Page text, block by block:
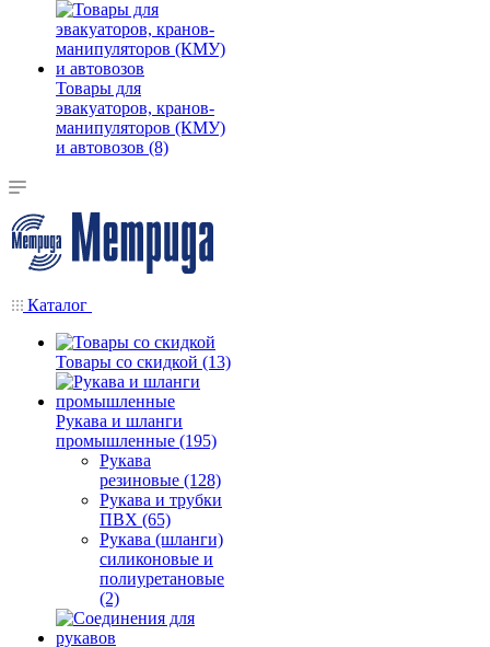
Товары для
эвакуаторов, кранов-
манипуляторов (КМУ)
и автовозов (8)
Каталог
Товары со скидкой (13)
Рукава и шланги
промышленные (195)
Рукава
резиновые (128)
Рукава и трубки
ПВХ (65)
Рукава (шланги)
силиконовые и
полиуретановые
(2)